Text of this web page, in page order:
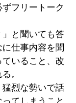
フリートーク
と聞いても答
仕事内容を聞
いること、改
。
烈な勢いで話
てしまうこと